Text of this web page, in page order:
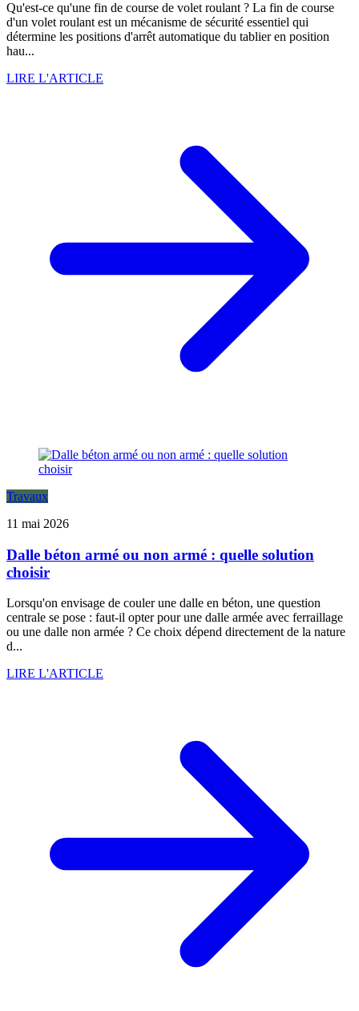
Qu'est-ce qu'une fin de course de volet roulant ? La fin de course
d'un volet roulant est un mécanisme de sécurité essentiel qui
détermine les positions d'arrêt automatique du tablier en position
hau...
LIRE L'ARTICLE
Travaux
11 mai 2026
Dalle béton armé ou non armé : quelle solution
choisir
Lorsqu'on envisage de couler une dalle en béton, une question
centrale se pose : faut-il opter pour une dalle armée avec ferraillage
ou une dalle non armée ? Ce choix dépend directement de la nature
d...
LIRE L'ARTICLE